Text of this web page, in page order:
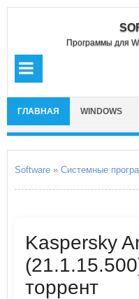
Программы для
ГЛАВНАЯ WINDOWS
Software » Системные
Kaspersky
торрент